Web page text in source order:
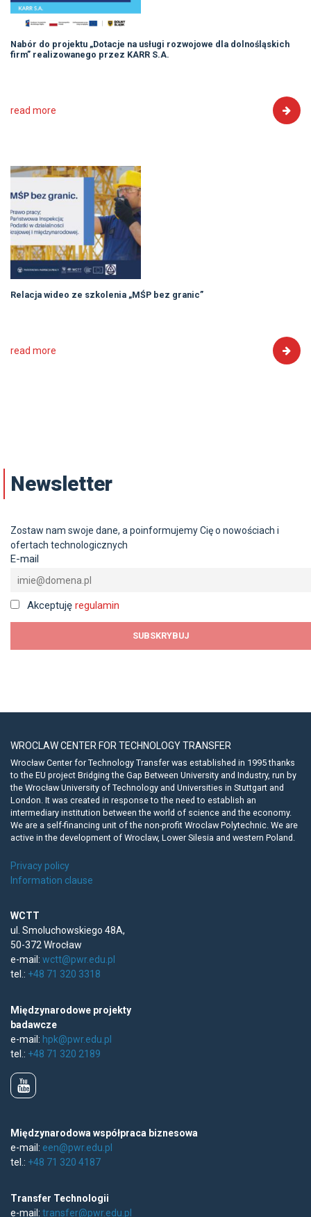
Nabór do projektu „Dotacje na usługi rozwojowe dla dolnośląskich
firm” realizowanego przez KARR S.A.
read more
Relacja wideo ze szkolenia „MŚP bez granic”
read more
Newsletter
Zostaw nam swoje dane, a poinformujemy Cię o nowościach i
ofertach technologicznych
E-mail
Akceptujęregulamin
WROCLAW CENTER FOR TECHNOLOGY TRANSFER
Wrocław Center for Technology Transfer was established in 1995 thanks
to the EU project Bridging the Gap Between University and Industry, run by
the Wrocław University of Technology and Universities in Stuttgart and
London. It was created in response to the need to establish an
intermediary institution between the world of science and the economy.
We are a self-financing unit of the non-profit Wroclaw Polytechnic. We are
active in the development of Wroclaw, Lower Silesia and western Poland.
Privacy policy
Information clause
WCTT
ul. Smoluchowskiego 48A,
50-372 Wrocław
e-mail: wctt@pwr.edu.pl
tel.: +48 71 320 3318
Międzynarodowe projekty
badawcze
e-mail: hpk@pwr.edu.pl
tel.: +48 71 320 2189
Międzynarodowa współpraca biznesowa
e-mail: een@pwr.edu.pl
tel.: +48 71 320 4187
Transfer Technologii
e-mail: transfer@pwr.edu.pl